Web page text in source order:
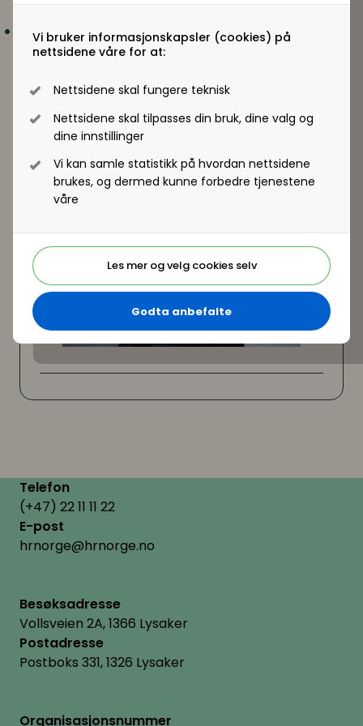
Vi bruker informasjonskapsler (cookies) på
nettsidene våre for at:
Nettsidene skal fungere teknisk
Nettsidene skal tilpasses din bruk, dine valg og
dine innstillinger
Vi kan samle statistikk på hvordan nettsidene
brukes, og dermed kunne forbedre tjenestene
våre
Les mer og velg cookies selv
Godta anbefalte
Ferske avgjørelser fra lagmannsrettene, status på
overtid for deltidsansatte og de viktigste signalene
Benedicte Hille ogTerje Gerhard Andersen
advokater og partnere i Advokatfirmaet Helmr
Telefon
(+47) 22 11 11 22
E-post
hrnorge@hrnorge.no
Besøksadresse
Vollsveien 2A, 1366 Lysaker
Postadresse
Postboks 331, 1326 Lysaker
Organisasjonsnummer